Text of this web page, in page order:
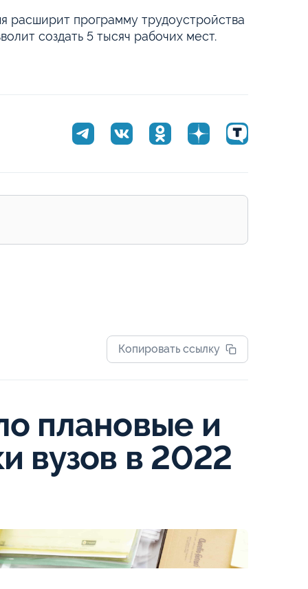
расширит программу трудоустройства
создать 5 тысяч рабочих мест.
Копировать ссылку
плановые и
вузов в 2022